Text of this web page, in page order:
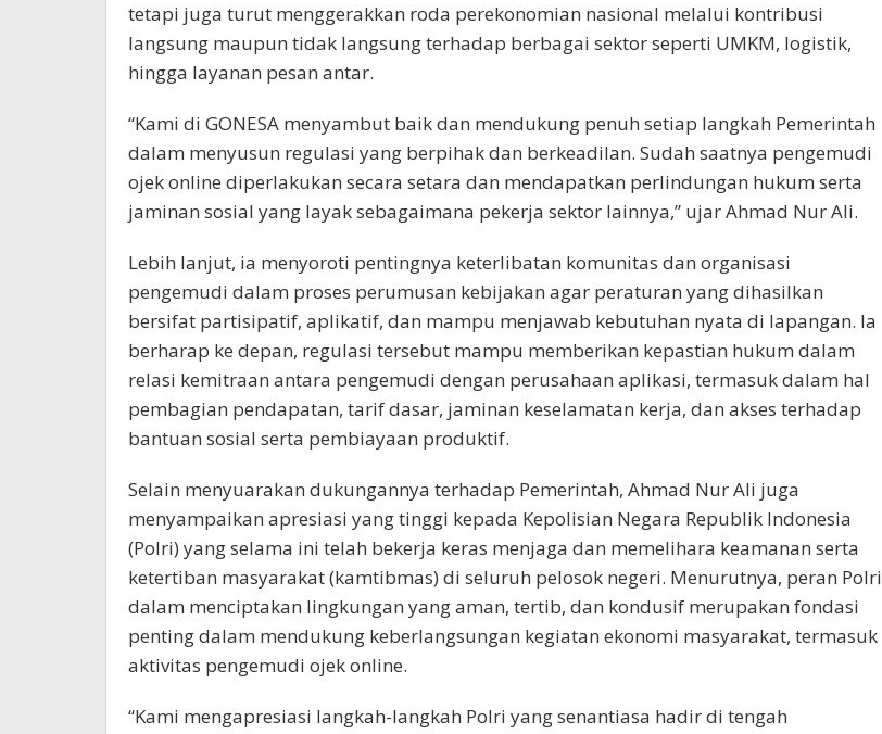
tetapi juga turut menggerakkan roda perekonomian nasional melalui kontribusi
langsung maupun tidak langsung terhadap berbagai sektor seperti UMKM, logistik,
hingga layanan pesan antar.
“Kami di GONESA menyambut baik dan mendukung penuh setiap langkah Pemerintah
dalam menyusun regulasi yang berpihak dan berkeadilan. Sudah saatnya pengemudi
ojek online diperlakukan secara setara dan mendapatkan perlindungan hukum serta
jaminan sosial yang layak sebagaimana pekerja sektor lainnya,” ujar Ahmad Nur Ali.
Lebih lanjut, ia menyoroti pentingnya keterlibatan komunitas dan organisasi
pengemudi dalam proses perumusan kebijakan agar peraturan yang dihasilkan
bersifat partisipatif, aplikatif, dan mampu menjawab kebutuhan nyata di lapangan. Ia
berharap ke depan, regulasi tersebut mampu memberikan kepastian hukum dalam
relasi kemitraan antara pengemudi dengan perusahaan aplikasi, termasuk dalam hal
pembagian pendapatan, tarif dasar, jaminan keselamatan kerja, dan akses terhadap
bantuan sosial serta pembiayaan produktif.
Selain menyuarakan dukungannya terhadap Pemerintah, Ahmad Nur Ali juga
menyampaikan apresiasi yang tinggi kepada Kepolisian Negara Republik Indonesia
(Polri) yang selama ini telah bekerja keras menjaga dan memelihara keamanan serta
ketertiban masyarakat (kamtibmas) di seluruh pelosok negeri. Menurutnya, peran Polri
dalam menciptakan lingkungan yang aman, tertib, dan kondusif merupakan fondasi
penting dalam mendukung keberlangsungan kegiatan ekonomi masyarakat, termasuk
aktivitas pengemudi ojek online.
“Kami mengapresiasi langkah-langkah Polri yang senantiasa hadir di tengah